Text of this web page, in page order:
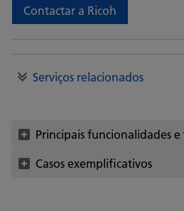
Contactar a Ricoh
Serviços relacionados
Principais funcionalidades
Casos exemplificativos